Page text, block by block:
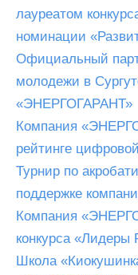
лауреатом
номинации
Официальный
молодежи в
«ЭНЕРГОГАРАНТ»
Компания
рейтинге
Турнир по
поддержке
Компания
конкурса «Лидеры
Школа